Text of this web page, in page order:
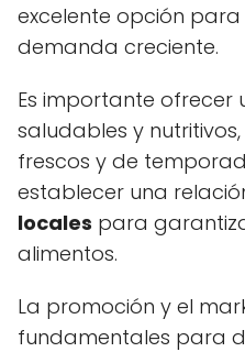
excelente opción
demanda creciente.
Es importante
saludables y
frescos y de
establecer una
locales para
alimentos.
La promoción y el
fundamentales para